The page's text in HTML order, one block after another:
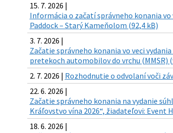
15. 7. 2026 |
Informácia o začatí správneho konania
Paddock – Starý Kameňolom (92,4 kB)
3. 7. 2026 |
Začatie správneho konania vo veci
pretekoch automobilov do vrchu (MMSR)
2. 7. 2026 | Rozhodnutie o odvolaní voči
22. 6. 2026 |
Začatie správneho konania na vydanie
Kráľovstvo vína 2026“, žiadateľovi: Event
18. 6. 2026 |